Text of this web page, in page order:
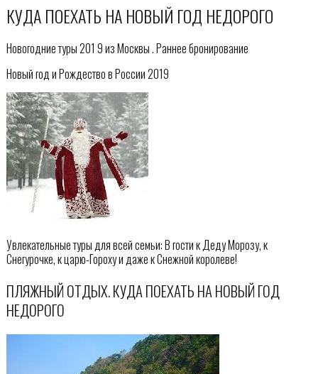
КУДА ПОЕХАТЬ НА НОВЫЙ ГОД НЕДОРОГО
Новогодние туры 201 9 из Москвы . Раннее бронирование
Новый год и Рождество в России 2019
Увлекательные туры для всей семьи: В гости к Деду Морозу, к
Снегурочке, к царю-Гороху и даже к Снежной королеве!
ПЛЯЖНЫЙ ОТДЫХ. КУДА ПОЕХАТЬ НА НОВЫЙ ГОД
НЕДОРОГО